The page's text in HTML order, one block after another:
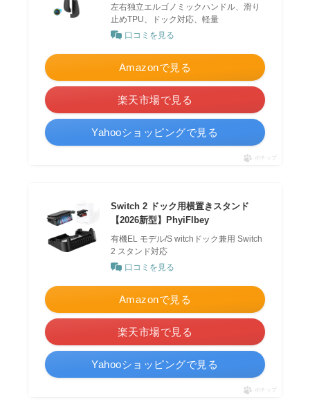
左右独立エルゴノミックハンドル、滑り
止めTPU、ドック対応、軽量
口コミを見る
Amazonで見る
楽天市場で見る
Yahooショッピングで見る
ポチップ
Switch 2 ドック用横置きスタンド
【2026新型】PhyiFlbey
有機EL モデル/S witchドック兼用 Switch
2 スタンド対応
口コミを見る
Amazonで見る
楽天市場で見る
Yahooショッピングで見る
ポチップ